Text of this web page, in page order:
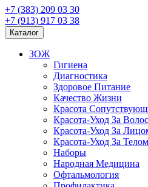
+7 (383) 209 03 30
+7 (913) 917 03 38
Каталог
ЗОЖ
Гигиена
Диагностика
Здоровое Питание
Качество Жизни
Красота
Красота-Уход За
Красота-Уход За
Красота-Уход За Телом
Наборы
Народная Медицина
Офтальмология